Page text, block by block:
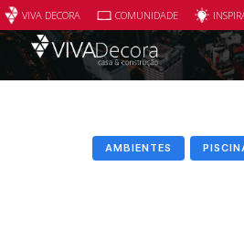
VIVA DECORA COMUNIDADE
AMBIENTES